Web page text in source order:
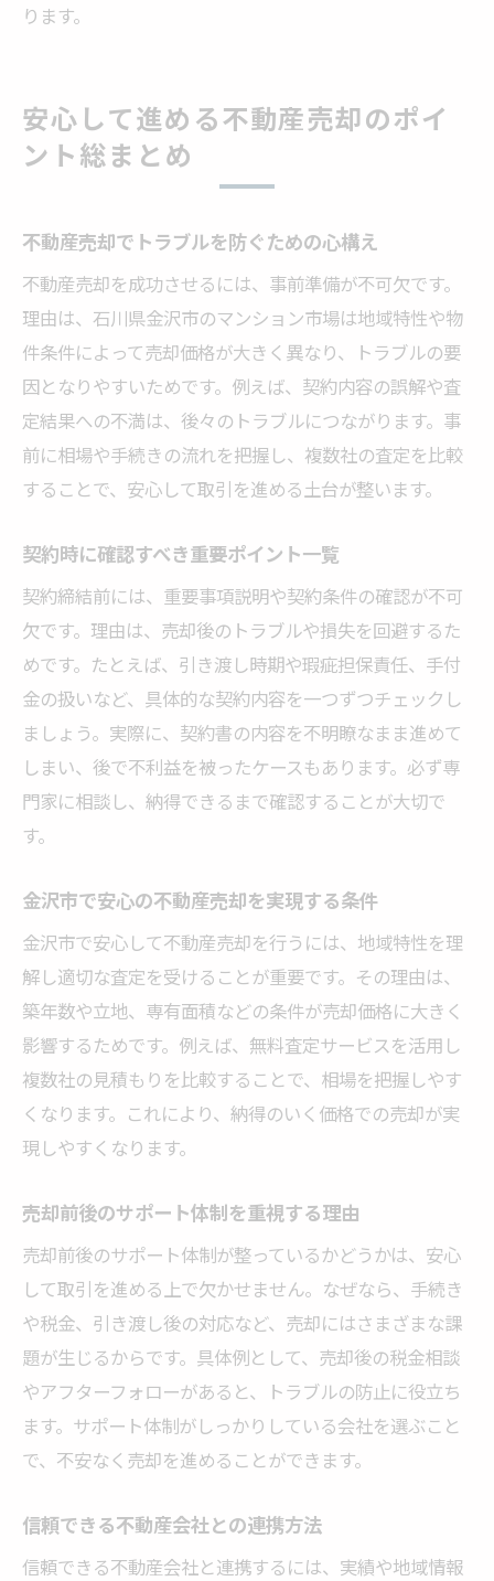
ります。
安心して進める不動産売却のポイ
ント総まとめ
不動産売却でトラブルを防ぐための心構え
不動産売却を成功させるには、事前準備が不可欠です。
理由は、石川県金沢市のマンション市場は地域特性や物
件条件によって売却価格が大きく異なり、トラブルの要
因となりやすいためです。例えば、契約内容の誤解や査
定結果への不満は、後々のトラブルにつながります。事
前に相場や手続きの流れを把握し、複数社の査定を比較
することで、安心して取引を進める土台が整います。
契約時に確認すべき重要ポイント一覧
契約締結前には、重要事項説明や契約条件の確認が不可
欠です。理由は、売却後のトラブルや損失を回避するた
めです。たとえば、引き渡し時期や瑕疵担保責任、手付
金の扱いなど、具体的な契約内容を一つずつチェックし
ましょう。実際に、契約書の内容を不明瞭なまま進めて
しまい、後で不利益を被ったケースもあります。必ず専
門家に相談し、納得できるまで確認することが大切で
す。
金沢市で安心の不動産売却を実現する条件
金沢市で安心して不動産売却を行うには、地域特性を理
解し適切な査定を受けることが重要です。その理由は、
築年数や立地、専有面積などの条件が売却価格に大きく
影響するためです。例えば、無料査定サービスを活用し
複数社の見積もりを比較することで、相場を把握しやす
くなります。これにより、納得のいく価格での売却が実
現しやすくなります。
売却前後のサポート体制を重視する理由
売却前後のサポート体制が整っているかどうかは、安心
して取引を進める上で欠かせません。なぜなら、手続き
や税金、引き渡し後の対応など、売却にはさまざまな課
題が生じるからです。具体例として、売却後の税金相談
やアフターフォローがあると、トラブルの防止に役立ち
ます。サポート体制がしっかりしている会社を選ぶこと
で、不安なく売却を進めることができます。
信頼できる不動産会社との連携方法
信頼できる不動産会社と連携するには、実績や地域情報